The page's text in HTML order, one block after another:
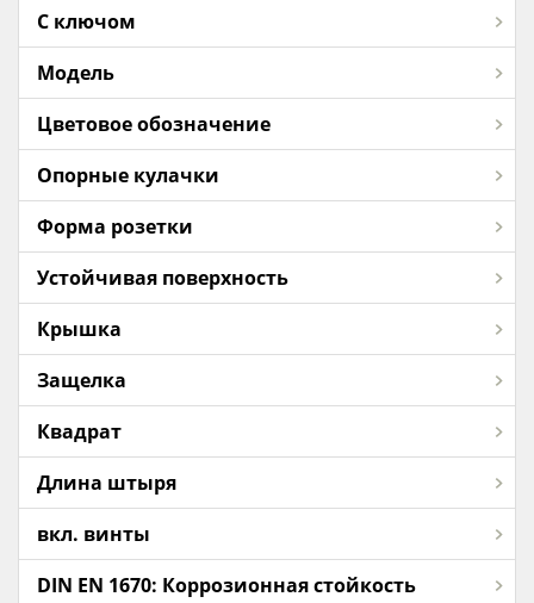
С ключом
Модель
Цветовое обозначение
Опорные кулачки
Форма розетки
Устойчивая поверхность
Крышка
Защелка
Квадрат
Длина штыря
вкл. винты
DIN EN 1670: Коррозионная стойкость